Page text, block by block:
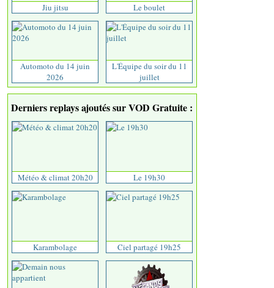
Jiu jitsu Le boulet
Automoto du 14 juin
2026
L'Équipe du soir du 11
juillet
Derniers replays ajoutés sur VOD Gratuite :
Météo & climat 20h20 Le 19h30
Karambolage Ciel partagé 19h25